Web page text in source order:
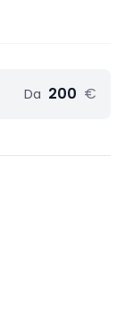
Da 200 €